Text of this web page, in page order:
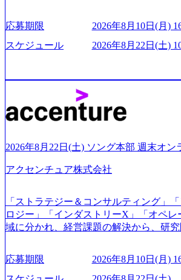
以上の事業を展開する オールインハウ
ており社内で新しい事業開発などの人員
本経営をとっており、事業創造の自由度
s/20240925162633_7242d0de-3e54-4f03-
0x644.webp レバレジーズ株式会社 会社
kerdeck.com/leverages/leverages-hui-she-
cai-yong-xiang-ke) 「働く人」「事業・
ー」など、レバレジーズのリアルを取り
「外国人留学生等受入環境整備事業委託
s://prtimes.jp/main/html/rd/p/
ジーズ、モチベーション管理システム「
m/@leveragesCh) レバレジーズで活躍す
管理職種編 〜 (https://www.youtube.com/
UI) レバレジーズで活躍するメンバー紹
来黒字を維持し、急成長中でありながら
応募期限
2026年8月10日(月)
スケジュール
2026年8月22日(土)
2026年8月22日(土) ソング本部 週末オン
アクセンチュア株式会社
「ストラテジー＆コンサルティング」
ロジー」「インダストリーX」「オペレ
域に分かれ、経営課題の解決から、研
グ領域からその実行的側面であるITサー
貫して支援する総合系・IT系ファームで
応募期限
2026年8月10日(月)